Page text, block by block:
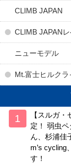
CLIMB JAPAN
CLIMB JAPAN
ニューモデル
Mt.富士ヒルクラ
【スルガ
定！ 弱虫
ん、杉浦佳
m’s cycling
す！